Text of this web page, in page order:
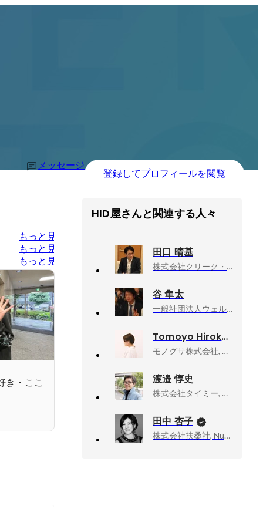
メッセージ
登録してプロフィールを閲覧
もっと見る
もっと見る
もっと見る
き・ここ
HID屋さんと関連する人々
田口 晴基
株式会社クリーク・アンド・リバー社（Creek and River Co., Ltd.）, ディビジョンマネージャー
谷 隼太
一般社団法人ウェルビーイング政策研究所, 代表理事
Tomoyo Hirokawa
モノグサ株式会社, Product Manager
渡邉 惇史
株式会社タイミー, コミュニケーションデザイングループ マネージャー
田中 杏子
株式会社扶桑社, Numéro TOKYO編集長